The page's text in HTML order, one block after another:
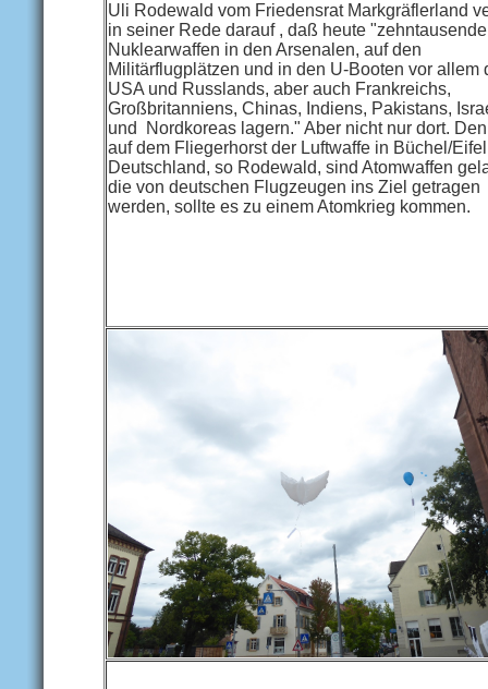
Uli Rodewald vom Friedensrat Markgräflerland
in seiner Rede darauf , daß heute
Nuklearwaffen in den Arsenalen, auf den
Militärflugplätzen und in den U-Booten vor allem
USA und Russlands, aber auch Frankreichs,
Großbritanniens, Chinas, Indiens, Pakistans,
und Nordkoreas lagern." Aber nicht nur dort.
auf dem Fliegerhorst der Luftwaffe in Büchel/
Deutschland, so Rodewald, sind Atomwaffen
die von deutschen Flugzeugen ins Ziel getragen
werden, sollte es zu einem Atomkrieg kommen.